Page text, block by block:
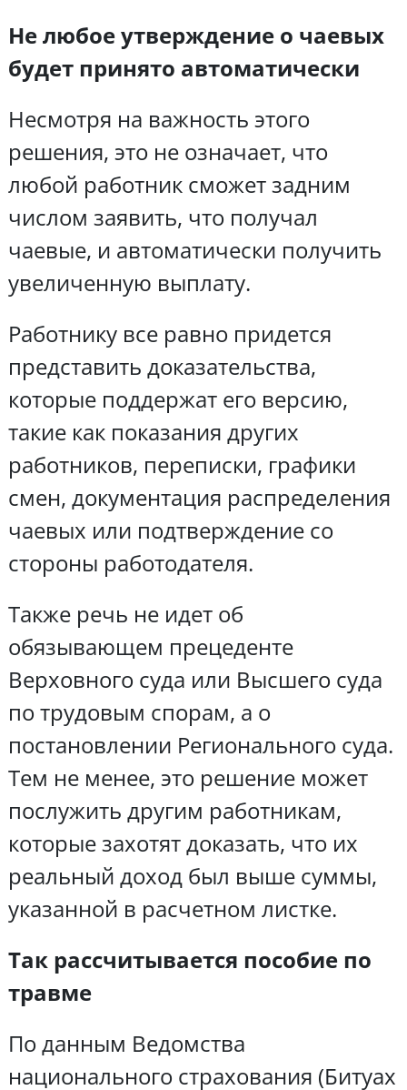
Не любое утверждение о чаевых
будет принято автоматически
Несмотря на важность этого
решения, это не означает, что
любой работник сможет задним
числом заявить, что получал
чаевые, и автоматически получить
увеличенную выплату.
Работнику все равно придется
представить доказательства,
которые поддержат его версию,
такие как показания других
работников, переписки, графики
смен, документация распределения
чаевых или подтверждение со
стороны работодателя.
Также речь не идет об
обязывающем прецеденте
Верховного суда или Высшего суда
по трудовым спорам, а о
постановлении Регионального суда.
Тем не менее, это решение может
послужить другим работникам,
которые захотят доказать, что их
реальный доход был выше суммы,
указанной в расчетном листке.
Так рассчитывается пособие по
травме
По данным Ведомства
национального страхования (Битуах